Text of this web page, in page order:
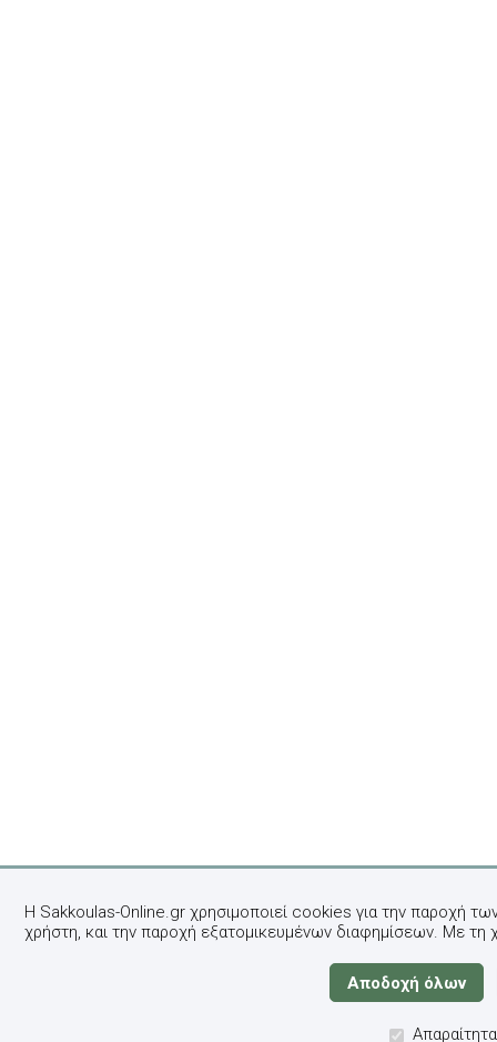
Η Sakkoulas-Online.gr χρησιμοποιεί cookies για την παροχή
χρήστη, και την παροχή εξατομικευμένων διαφημίσεων. Με